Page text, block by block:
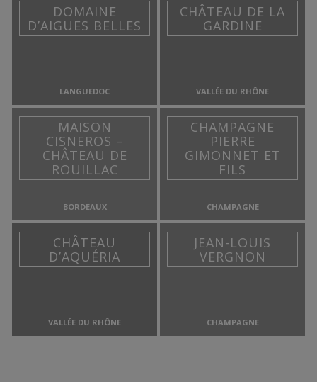
DOMAINE
D’AIGUES BELLES
LANGUEDOC
CHÂTEAU DE LA
GARDINE
VALLÉE DU RHÔNE
MAISON
CISNEROS –
CHÂTEAU DE
ROUILLAC
BORDEAUX
CHAMPAGNE
PIERRE
GIMONNET ET
FILS
CHAMPAGNE
CHÂTEAU
D’AQUÉRIA
VALLÉE DU RHÔNE
JEAN-LOUIS
VERGNON
CHAMPAGNE